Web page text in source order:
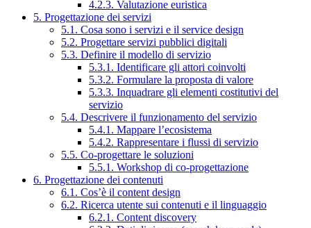
4.2.3. Valutazione euristica
5. Progettazione dei servizi
5.1. Cosa sono i servizi e il service design
5.2. Progettare servizi pubblici digitali
5.3. Definire il modello di servizio
5.3.1. Identificare gli attori coinvolti
5.3.2. Formulare la proposta di valore
5.3.3. Inquadrare gli elementi costitutivi del
servizio
5.4. Descrivere il funzionamento del servizio
5.4.1. Mappare l’ecosistema
5.4.2. Rappresentare i flussi di servizio
5.5. Co-progettare le soluzioni
5.5.1. Workshop di co-progettazione
6. Progettazione dei contenuti
6.1. Cos’è il content design
6.2. Ricerca utente sui contenuti e il linguaggio
6.2.1. Content discovery